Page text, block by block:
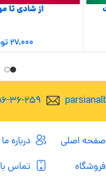
از شادی تا
۲۷,۰۰۰
36-259
صفحه اصلی
فروشگاه
درباره ما
تماس